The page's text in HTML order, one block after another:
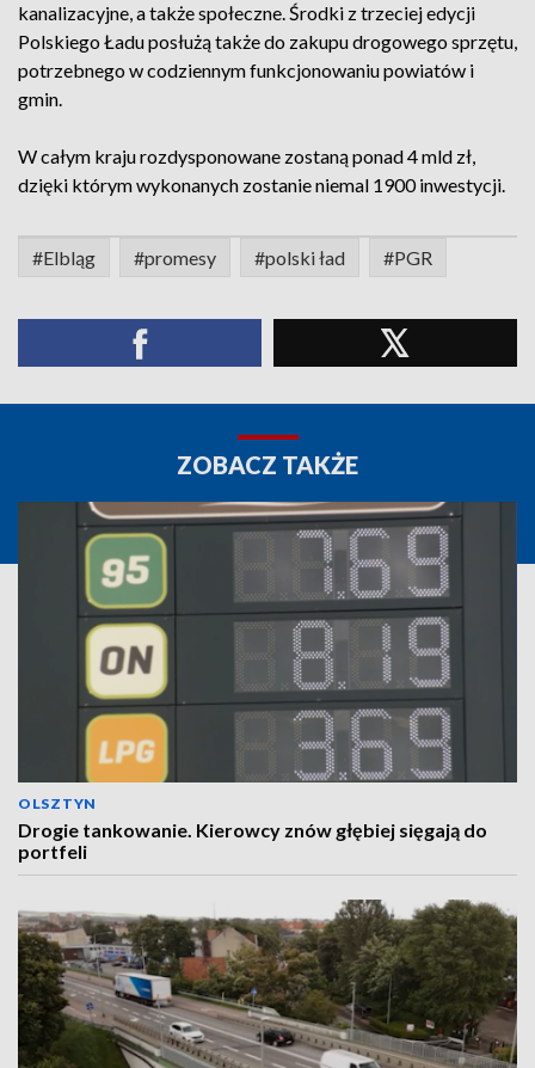
kanalizacyjne, a także społeczne. Środki z trzeciej edycji
Polskiego Ładu posłużą także do zakupu drogowego sprzętu,
potrzebnego w codziennym funkcjonowaniu powiatów i
gmin.
W całym kraju rozdysponowane zostaną ponad 4 mld zł,
dzięki którym wykonanych zostanie niemal 1900 inwestycji.
#Elbląg #promesy #polski ład #PGR
ZOBACZ TAKŻE
OLSZTYN
Drogie tankowanie. Kierowcy znów głębiej sięgają do
portfeli